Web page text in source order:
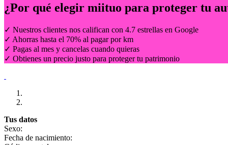
¿Por qué elegir miituo para proteger tu
✓ Nuestros clientes nos califican con 4.7 estrellas en Google
✓ Ahorras hasta el 70% al pagar por km
✓ Pagas al mes y cancelas cuando quieras
✓ Obtienes un precio justo para proteger tu patrimonio
Tus datos
Sexo:
Fecha de nacimiento: